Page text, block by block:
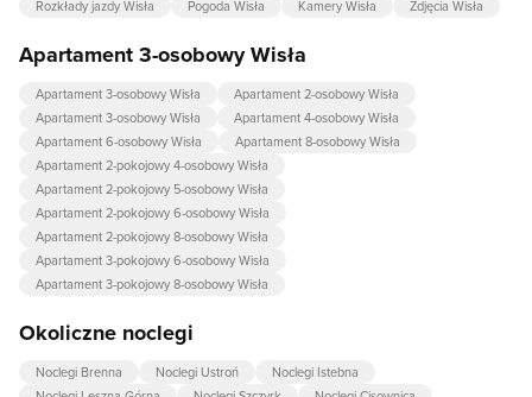
Rozkłady jazdy Wisła
Pogoda Wisła Kamery Wisła Zdjęcia Wisła
Apartament 3-osobowy Wisła
Apartament 3-osobowy Wisła
Apartament 2-osobowy Wisła
Apartament 3-osobowy Wisła
Apartament 4-osobowy Wisła
Apartament 6-osobowy Wisła
Apartament 8-osobowy Wisła
Apartament 2-pokojowy 4-osobowy Wisła
Apartament 2-pokojowy 5-osobowy Wisła
Apartament 2-pokojowy 6-osobowy Wisła
Apartament 2-pokojowy 8-osobowy Wisła
Apartament 3-pokojowy 6-osobowy Wisła
Apartament 3-pokojowy 8-osobowy Wisła
Okoliczne noclegi
Noclegi Brenna Noclegi Ustroń
Noclegi Istebna